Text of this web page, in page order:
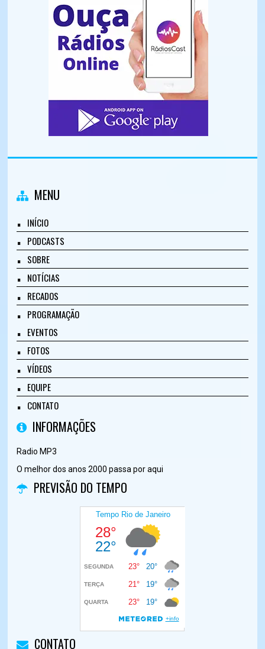
MENU
INÍCIO
PODCASTS
SOBRE
NOTÍCIAS
RECADOS
PROGRAMAÇÃO
EVENTOS
FOTOS
VÍDEOS
EQUIPE
CONTATO
INFORMAÇÕES
Radio MP3
O melhor dos anos 2000 passa por aqui
PREVISÃO DO TEMPO
CONTATO